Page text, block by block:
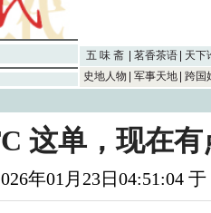
五 味 斋 茗香茶语
天下
史地人物
军事天地 跨国
这单，现在有
年01月23日04:51:04